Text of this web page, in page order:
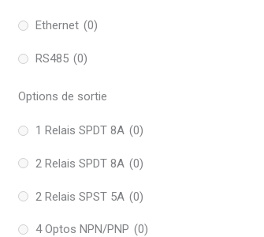
Ethernet (0)
RS485 (0)
Options de sortie
1 Relais SPDT 8A (0)
2 Relais SPDT 8A (0)
2 Relais SPST 5A (0)
4 Optos NPN/PNP (0)